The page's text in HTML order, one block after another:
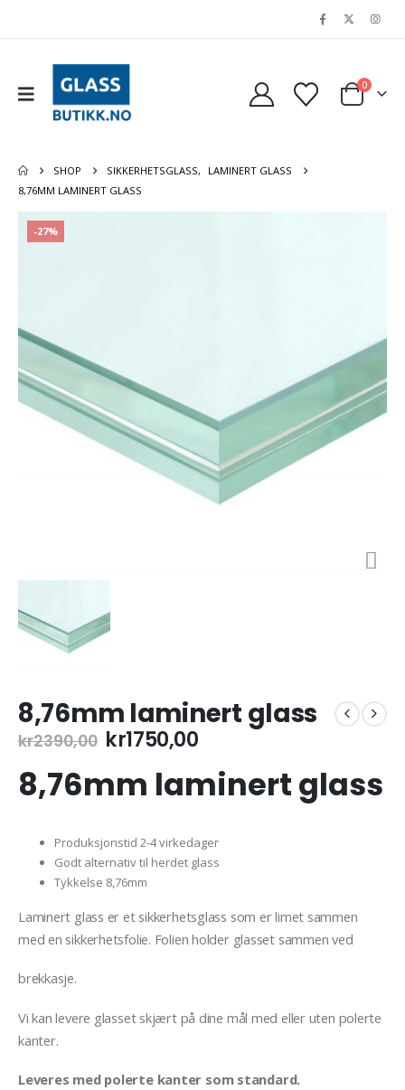
0
SHOP SIKKERHETSGLASS,
LAMINERT GLASS
8,76MM LAMINERT GLASS
-27%
8,76mm laminert glass
kr2390,00 Opprinnelig
var:
kr2390,00.
kr1750,00Nåværende
er:
kr1750,00.
8,76mm laminert glass
Produksjonstid 2-4 virkedager
Godt alternativ til herdet glass
Tykkelse 8,76mm
Laminert glass er et sikkerhetsglass som er limet sammen
med en sikkerhetsfolie. Folien holder glasset sammen ved
brekkasje.
Vi kan levere glasset skjært på dine mål med eller uten polerte
kanter.
Leveres med polerte kanter som standard.